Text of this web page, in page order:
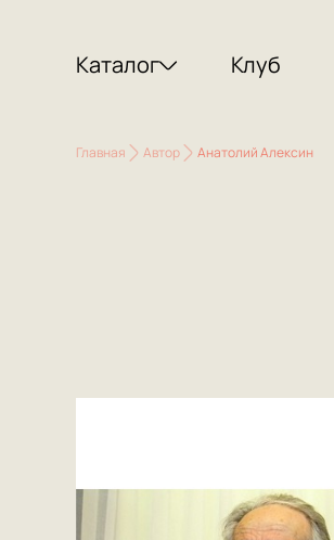
Каталог Клуб
Главная Автор Анатолий Алексин